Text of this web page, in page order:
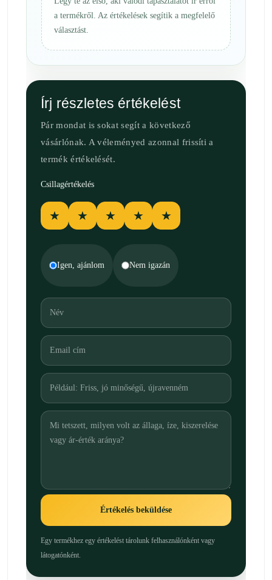
a termékről. Az értékelések segítik a megfelelő
választást.
Írj részletes értékelést
Pár mondat is sokat segít a következő
vásárlónak. A véleményed azonnal frissíti a
termék értékelését.
Csillagértékelés
★ ★ ★ ★ ★
Igen, ajánlom Nem igazán
Értékelés beküldése
Egy termékhez egy értékelést tárolunk felhasználónként vagy
látogatónként.